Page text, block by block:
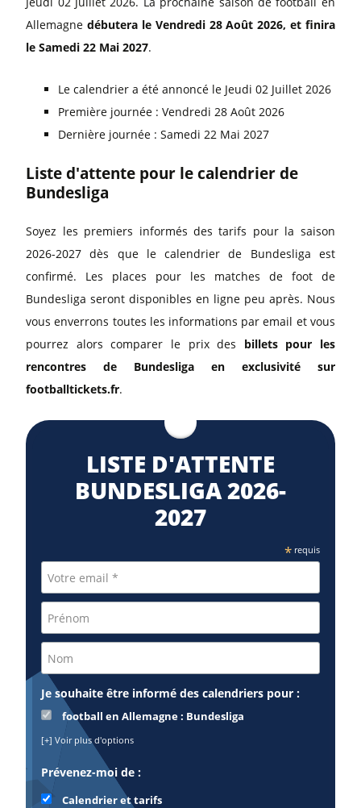
Allemagnedébutera le Vendredi 28 Août 2026, et finira
le Samedi 22 Mai 2027.
Le calendrier a été annoncé le Jeudi 02 Juillet 2026
Première journée : Vendredi 28 Août 2026
Dernière journée : Samedi 22 Mai 2027
Liste d'attente pour le calendrier de
Bundesliga
Soyez les premiers informés des tarifs pour la saison
2026-2027 dès que le calendrier de Bundesliga est
confirmé. Les places pour les matches de foot de
Bundesliga seront disponibles en ligne peu après. Nous
vous enverrons toutes les informations par email et vous
pourrez alors comparer le prix des billets pour les
rencontres de Bundesliga en exclusivité sur
footballtickets.fr.
LISTE D'ATTENTE
BUNDESLIGA 2026-
2027
*requis
Je souhaite être informé des calendriers pour :
football en Allemagne : Bundesliga
[+] Voir plus d'options
Prévenez-moi de :
Calendrier et tarifs